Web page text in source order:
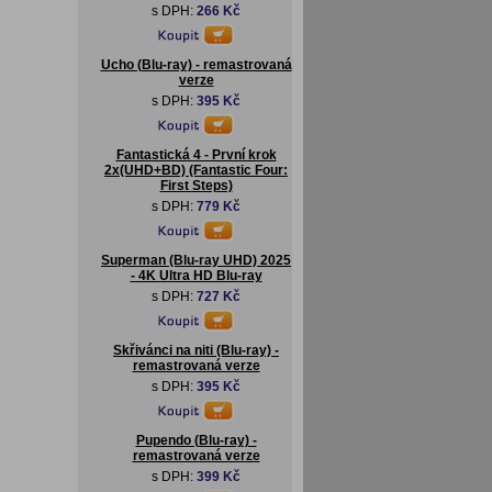
s DPH: 266 Kč
Ucho (Blu-ray) - remastrovaná
verze
s DPH: 395 Kč
Fantastická 4 - První krok
2x(UHD+BD) (Fantastic Four:
First Steps)
s DPH: 779 Kč
Superman (Blu-ray UHD) 2025
- 4K Ultra HD Blu-ray
s DPH: 727 Kč
Skřivánci na niti (Blu-ray) -
remastrovaná verze
s DPH: 395 Kč
Pupendo (Blu-ray) -
remastrovaná verze
s DPH: 399 Kč